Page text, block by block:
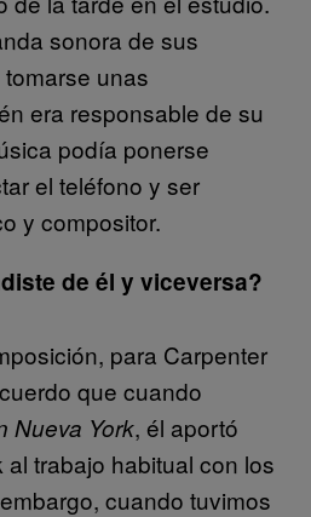
sonora de sus
unas
era responsable de su
podía ponerse
el teléfono y ser
y compositor.
de él y viceversa?
para Carpenter
que cuando
Nueva York, él aportó
trabajo habitual con los
cuando tuvimos